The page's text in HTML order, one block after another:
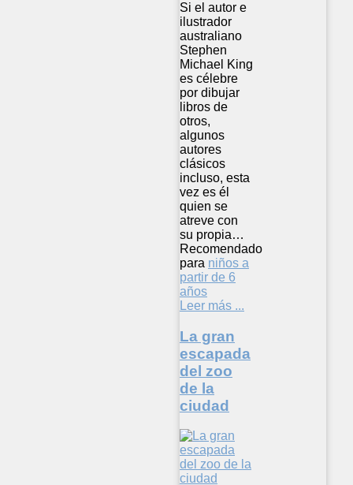
Si el autor e
ilustrador
australiano
Stephen
Michael King
es célebre
por dibujar
libros de
otros,
algunos
autores
clásicos
incluso, esta
vez es él
quien se
atreve con
su propia…
Recomendado
para niños a
partir de 6
años
Leer más ...
La gran
escapada
del zoo
de la
ciudad